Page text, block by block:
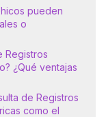
pueden
o
Registros
¿Qué ventajas
de Registros
como el